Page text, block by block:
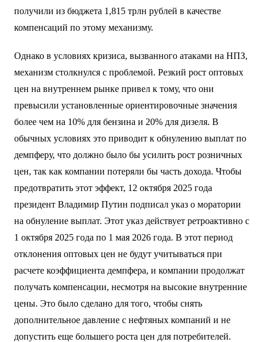
получили из бюджета 1,815 трлн рублей в качестве
компенсаций по этому механизму.
Однако в условиях кризиса, вызванного атаками на НПЗ,
механизм столкнулся с проблемой. Резкий рост оптовых
цен на внутреннем рынке привел к тому, что они
превысили установленные ориентировочные значения
более чем на 10% для бензина и 20% для дизеля. В
обычных условиях это приводит к обнулению выплат по
демпферу, что должно было бы усилить рост розничных
цен, так как компании потеряли бы часть дохода. Чтобы
предотвратить этот эффект, 12 октября 2025 года
президент Владимир Путин подписал указ о моратории
на обнуление выплат. Этот указ действует ретроактивно с
1 октября 2025 года по 1 мая 2026 года. В этот период
отклонения оптовых цен не будут учитываться при
расчете коэффициента демпфера, и компании продолжат
получать компенсации, несмотря на высокие внутренние
цены. Это было сделано для того, чтобы снять
дополнительное давление с нефтяных компаний и не
допустить еще большего роста цен для потребителей.